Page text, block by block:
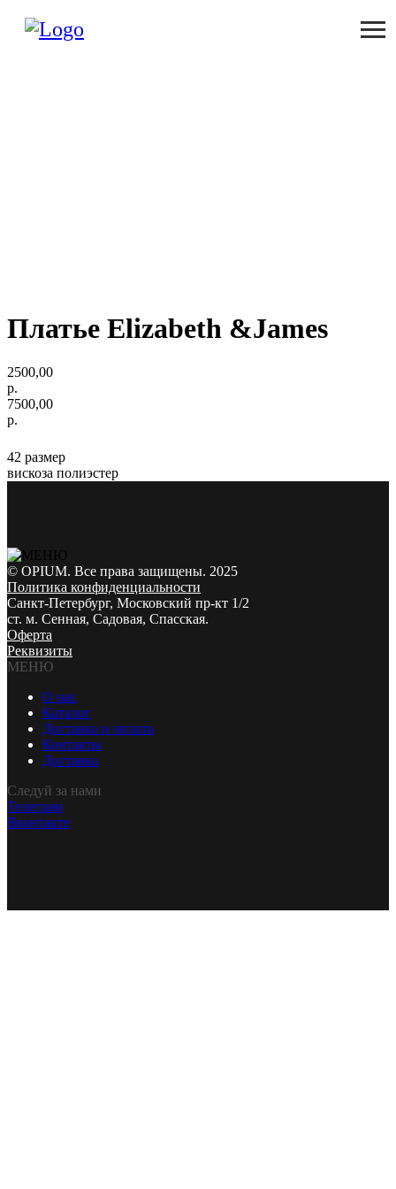
Платье Elizabeth &James
2500,00
р.
7500,00
р.
42 размер
вискоза полиэстер
© OPIUM. Все права защищены. 2025
Политика конфиденциальности
Санкт-Петербург, Московский пр-кт 1/2
ст. м. Сенная, Садовая, Спасская.
Оферта
Реквизиты
МЕНЮ
О нас
Каталог
Доставка и оплата
Контакты
Доставка
Следуй за нами
Телеграм
Вконтакте